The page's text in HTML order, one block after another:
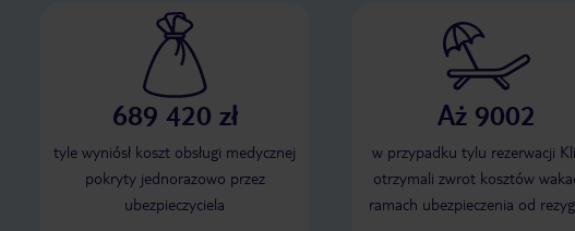
że młodzi ludzie przyjechali sie
pobawić ale rownież potrafią zabawić
najstarszych i najmłodszych. Trzeba
tylko chcieć sie bawić. Animatorzy
tacy jak Lofti, Adam, Cuba,Karolina
and Roberto Oferta basenu
wewnętrznego troche uboka jednak
dało sie poplywać. Ogólnie hotel na
plus gdyż z pod niego jest
bezpośredni autobus do centrum
miasta 611. Kosztuje 2 euro i
689 420 zł
tyle wyniósł koszt obsługi medycznej
pokryty jednorazowo przez
ubezpieczyciela
Aż 9002
w przypadku tylu rezerwacji
otrzymali zwrot kosztów
ramach ubezpieczenia od